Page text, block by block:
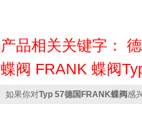
产品相关关键字：
蝶阀 FRANK 蝶阀
如果你对Typ 57德国FRANK蝶阀感